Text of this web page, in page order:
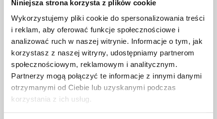
Niniejsza strona korzysta z plików cookie
Wykorzystujemy pliki cookie do spersonalizowania treści
i reklam, aby oferować funkcje społecznościowe i
analizować ruch w naszej witrynie. Informacje o tym, jak
korzystasz z naszej witryny, udostępniamy partnerom
społecznościowym, reklamowym i analitycznym.
Partnerzy mogą połączyć te informacje z innymi danymi
otrzymanymi od Ciebie lub uzyskanymi podczas
korzystania z ich usług.
Studia kierujemy do osób zainteresowanych
cyberbezpieczeństwem i świadomych, że praca w tej
dziedzinie wymaga ciągłego rozwoju. Technologie
zmieniają się bardzo szybko, a wraz z nimi pojawiają się
nowe zagrożenia i metody ataków.
Praca w obszarze cyberbezpieczeństwa wymaga
szerokich kompetencji, obejmujących m.in. języki
programowania, przechowywanie danych, technologie